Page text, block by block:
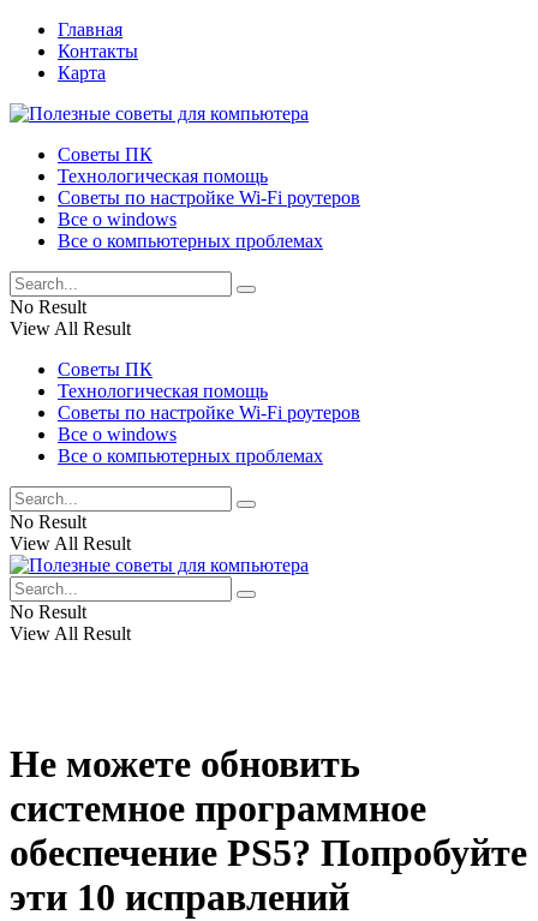
Главная
Контакты
Карта
Советы ПК
Технологическая помощь
Советы по настройке Wi-Fi роутеров
Все о windows
Все о компьютерных проблемах
No Result
View All Result
Советы ПК
Технологическая помощь
Советы по настройке Wi-Fi роутеров
Все о windows
Все о компьютерных проблемах
No Result
View All Result
No Result
View All Result
Не можете обновить
системное программное
обеспечение PS5? Попробуйте
эти 10 исправлений